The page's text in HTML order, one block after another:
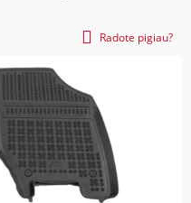
Radote pigiau?